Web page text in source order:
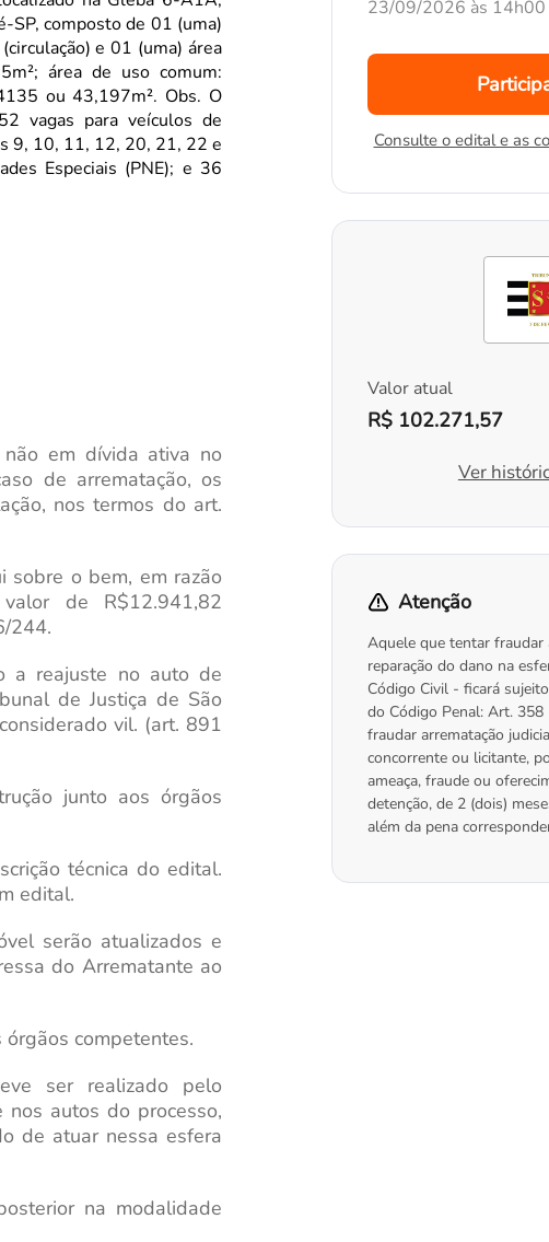
SP, composto de 01 (uma)
e 01 (uma) área
área de uso comum:
ou 43,197m². Obs. O
vagas para veículos de
9, 10, 11, 12, 20, 21, 22 e
Especiais (PNE); e 36
em dívida ativa no
de arrematação, os
nos termos do art.
sobre o bem, em razão
de R$12.941,82
244.
a reajuste no auto de
de Justiça de São
vil. (art. 891
junto aos órgãos
técnica do edital.
edital.
serão atualizados e
do Arrematante ao
competentes.
ser realizado pelo
nos autos do processo,
de atuar nessa esfera
na modalidade
23/09/2026 às 14h00
Consulte o edital e as
Valor atual
R$ 102.271,57
Ver
Atenção
Aquele que tentar fraudar
reparação do dano na
Código Civil - ficará
do Código Penal: Art.
fraudar arrematação
concorrente ou licitante,
ameaça, fraude ou
detenção, de 2 (dois)
além da pena